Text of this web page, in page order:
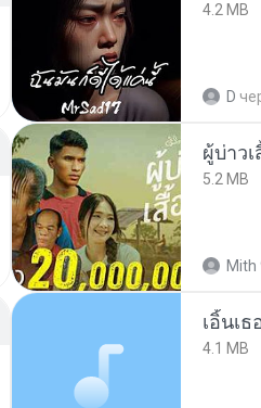
4.2 MB
D
ผู้บ่าว
5.2 MB
Mith
เอิ้นเ
4.1 MB